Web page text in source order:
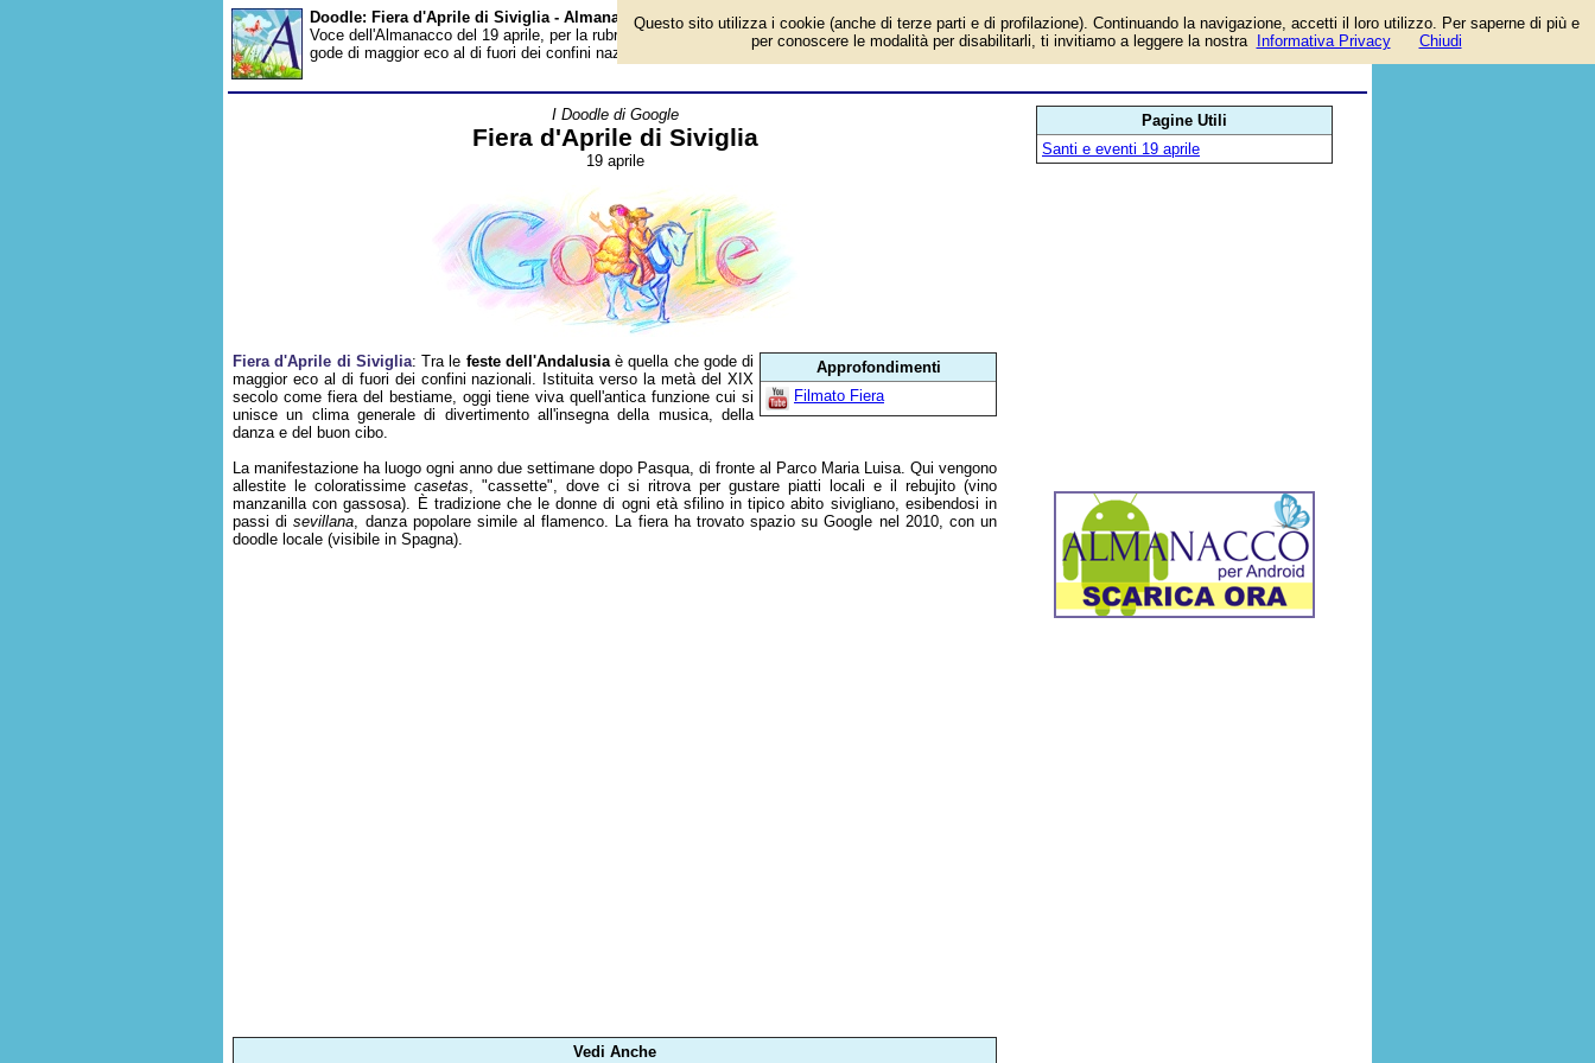
Doodle: Fiera d'Aprile di Siviglia - Almanacco
Voce dell'Almanacco del 19 aprile, per la rubrica 'I Doodle di Google'. Tra le feste dell'Andalusia è quella che
gode di maggior eco al di fuori dei confini nazionali. Istituita verso la metà del XIX secolo come fiera del...
I Doodle di Google
Fiera d'Aprile di Siviglia
19 aprile
Approfondimenti
Filmato Fiera
Fiera d'Aprile di Siviglia: Tra le feste dell'Andalusiaè quella che gode di
maggior eco al di fuori dei confini nazionali. Istituita verso la metà del XIX
secolo come fiera del bestiame, oggi tiene viva quell'antica funzione cui si
unisce un clima generale di divertimento all'insegna della musica, della
danza e del buon cibo.
La manifestazione ha luogo ogni anno due settimane dopo Pasqua, di fronte al Parco Maria Luisa. Qui vengono
allestite le coloratissime casetas, "cassette", dove ci si ritrova per gustare piatti locali e il rebujito (vino
manzanilla con gassosa). È tradizione che le donne di ogni età sfilino in tipico abito sivigliano, esibendosi in
passi disevillana, danza popolare simile al flamenco. La fiera ha trovato spazio su Google nel 2010, con un
doodle locale (visibile in Spagna).
Vedi Anche
Pagine Utili
Santi e eventi 19 aprile
Questo sito utilizza i cookie (anche di terze parti e di profilazione). Continuando la navigazione, accetti il loro utilizzo. Per saperne di più e
per conoscere le modalità per disabilitarli, ti invitiamo a leggere la nostra
Informativa Privacy Chiudi